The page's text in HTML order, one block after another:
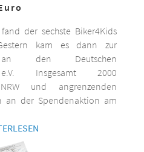
der sechste Biker4Kids
kam es dann zur
an den Deutschen
e.V. Insgesamt 2000
und angrenzenden
an der Spendenaktion am